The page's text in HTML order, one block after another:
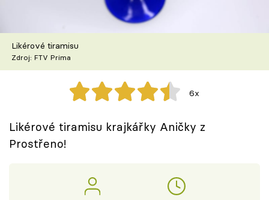
Recepty z TV
Speciál: Cuketa
Těhotnej kuchař
Sledujte prima+
Likérové tiramisu
Zdroj: FTV Prima
6x
Likérové tiramisu krajkářky Aničky z
Prostřeno!